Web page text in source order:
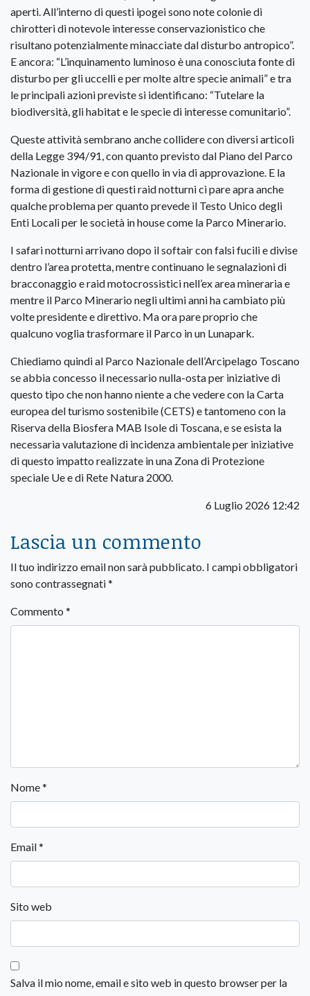
aperti. All’interno di questi ipogei sono note colonie di
chirotteri di notevole interesse conservazionistico che
risultano potenzialmente minacciate dal disturbo antropico”.
E ancora: “L’inquinamento luminoso è una conosciuta fonte di
disturbo per gli uccelli e per molte altre specie animali” e tra
le principali azioni previste si identificano: “Tutelare la
biodiversità, gli habitat e le specie di interesse comunitario”.
Queste attività sembrano anche collidere con diversi articoli
della Legge 394/91, con quanto previsto dal Piano del Parco
Nazionale in vigore e con quello in via di approvazione. E la
forma di gestione di questi raid notturni ci pare apra anche
qualche problema per quanto prevede il Testo Unico degli
Enti Locali per le società in house come la Parco Minerario.
I safari notturni arrivano dopo il softair con falsi fucili e divise
dentro l’area protetta, mentre continuano le segnalazioni di
bracconaggio e raid motocrossistici nell’ex area mineraria e
mentre il Parco Minerario negli ultimi anni ha cambiato più
volte presidente e direttivo. Ma ora pare proprio che
qualcuno voglia trasformare il Parco in un Lunapark.
Chiediamo quindi al Parco Nazionale dell’Arcipelago Toscano
se abbia concesso il necessario nulla-osta per iniziative di
questo tipo che non hanno niente a che vedere con la Carta
europea del turismo sostenibile (CETS) e tantomeno con la
Riserva della Biosfera MAB Isole di Toscana, e se esista la
necessaria valutazione di incidenza ambientale per iniziative
di questo impatto realizzate in una Zona di Protezione
speciale Ue e di Rete Natura 2000.
6 Luglio 2026 12:42
Lascia un commento
Il tuo indirizzo email non sarà pubblicato. I campi obbligatori
sono contrassegnati*
Commento *
Nome*
Email*
Sito web
Salva il mio nome, email e sito web in questo browser per la